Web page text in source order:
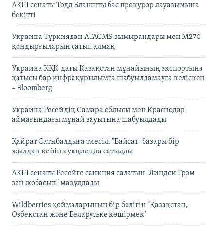
АҚШ сенаты Тодд Бланшты бас прокурор лауазымына
бекітті
Украина Түркиядан ATACMS зымырандары мен M270
қондырғыларын сатып алмақ
Украина КҚК-дағы Қазақстан мұнайының экспортына
қатысы бар инфрақұрылымға шабуылдамауға келіскен
– Bloomberg
Украина Ресейдің Самара облысы мен Краснодар
аймағындағы мұнай зауытына шабуылдады
Қайрат Сатыбалдыға тиесілі "Байсат" базары бір
жылдан кейін аукционда сатылды
АҚШ сенаты Ресейге санкция салатын "Линдси Грэм
заң жобасын" мақұлдады
Wildberries қоймаларының бір бөлігін "Қазақстан,
Өзбекстан және Беларуське көшірмек"